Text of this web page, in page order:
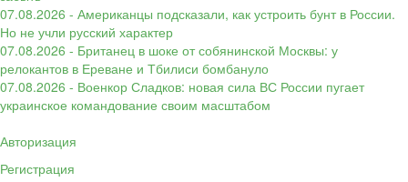
07.08.2026 - Американцы подсказали, как устроить бунт в России.
Но не учли русский характер
07.08.2026 - Британец в шоке от собянинской Москвы: у
релокантов в Ереване и Тбилиси бомбануло
07.08.2026 - Военкор Сладков: новая сила ВС России пугает
украинское командование своим масштабом
Авторизация
Регистрация